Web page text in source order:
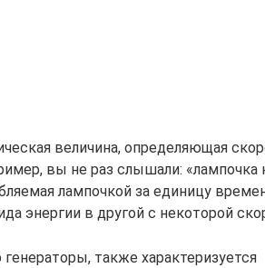
величина, определяющая
вы не раз слышали: «лампочка
лампочкой за единицу
энергии в другой с некоторой
также характеризуется